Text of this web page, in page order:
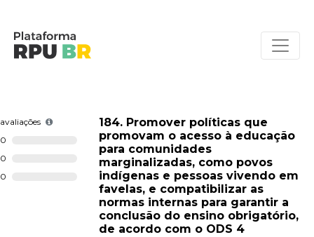
avaliações
0
0
0
184. Promover políticas que
promovam o acesso à educação
para comunidades
marginalizadas, como povos
indígenas e pessoas vivendo em
favelas, e compatibilizar as
normas internas para garantir a
conclusão do ensino obrigatório,
de acordo com o ODS 4